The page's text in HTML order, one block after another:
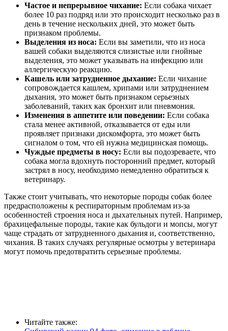
Частое и непрерывное чихание: Если собака чихает
более 10 раз подряд или это происходит несколько раз в
день в течение нескольких дней, это может быть
признаком проблемы.
Выделения из носа: Если вы заметили, что из носа
вашей собаки выделяются слизистые или гнойные
выделения, это может указывать на инфекцию или
аллергическую реакцию.
Кашель или затрудненное дыхание: Если чихание
сопровождается кашлем, хрипами или затруднением
дыхания, это может быть признаком серьезных
заболеваний, таких как бронхит или пневмония.
Изменения в аппетите или поведении: Если собака
стала менее активной, отказывается от еды или
проявляет признаки дискомфорта, это может быть
сигналом о том, что ей нужна медицинская помощь.
Чуждые предметы в носу: Если вы подозреваете, что
собака могла вдохнуть посторонний предмет, который
застрял в носу, необходимо немедленно обратиться к
ветеринару.
Также стоит учитывать, что некоторые породы собак более
предрасположены к респираторным проблемам из-за
особенностей строения носа и дыхательных путей. Например,
брахицефальные породы, такие как бульдоги и мопсы, могут
чаще страдать от затрудненного дыхания и, соответственно,
чихания. В таких случаях регулярные осмотры у ветеринара
могут помочь предотвратить серьезные проблемы.
Читайте также: